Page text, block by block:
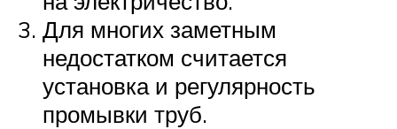
Для многих заметным
недостатком считается
установка и регулярность
промывки труб.